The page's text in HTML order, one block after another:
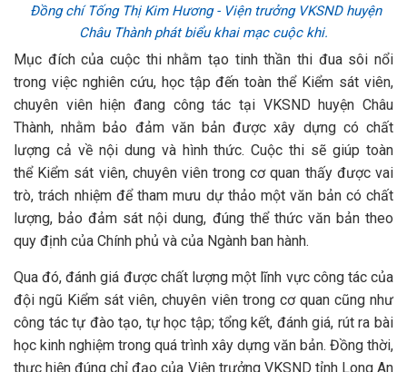
Đồng chí Tống Thị Kim Hương - Viện trưởng VKSND huyện
Châu Thành phát biểu khai mạc cuộc khi.
Mục đích của cuộc thi nhằm tạo tinh thần thi đua sôi nổi
trong việc nghiên cứu, học tập đến toàn thể Kiểm sát viên,
chuyên viên hiện đang công tác tại VKSND huyện Châu
Thành, nhằm bảo đảm văn bản được xây dựng có chất
lượng cả về nội dung và hình thức. Cuộc thi sẽ giúp toàn
thể Kiểm sát viên, chuyên viên trong cơ quan thấy được vai
trò, trách nhiệm để tham mưu dự thảo một văn bản có chất
lượng, bảo đảm sát nội dung, đúng thể thức văn bản theo
quy định của Chính phủ và của Ngành ban hành.
Qua đó, đánh giá được chất lượng một lĩnh vực công tác của
đội ngũ Kiểm sát viên, chuyên viên trong cơ quan cũng như
công tác tự đào tạo, tự học tập; tổng kết, đánh giá, rút ra bài
học kinh nghiệm trong quá trình xây dựng văn bản. Đồng thời,
thực hiện đúng chỉ đạo của Viện trưởng VKSND tỉnh Long An